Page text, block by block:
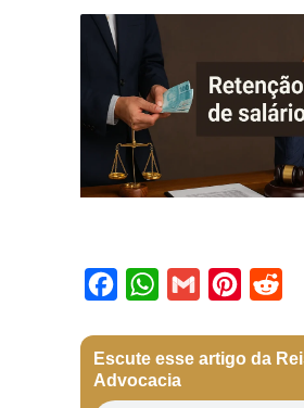
Escute esse artigo da
Advocacia